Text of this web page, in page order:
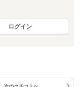
ログイン